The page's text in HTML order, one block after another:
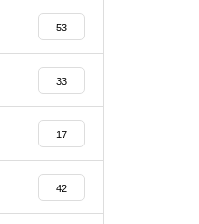
53
33
17
42